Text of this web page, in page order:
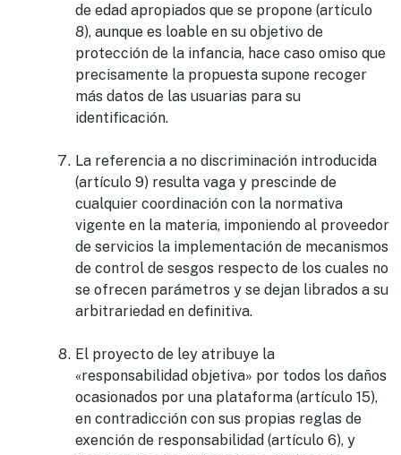
de edad apropiados que se propone (artículo
8), aunque es loable en su objetivo de
protección de la infancia, hace caso omiso que
precisamente la propuesta supone recoger
más datos de las usuarias para su
identificación.
La referencia a no discriminación introducida
(artículo 9) resulta vaga y prescinde de
cualquier coordinación con la normativa
vigente en la materia, imponiendo al proveedor
de servicios la implementación de mecanismos
de control de sesgos respecto de los cuales no
se ofrecen parámetros y se dejan librados a su
arbitrariedad en definitiva.
El proyecto de ley atribuye la
«responsabilidad objetiva» por todos los daños
ocasionados por una plataforma (artículo 15),
en contradicción con sus propias reglas de
exención de responsabilidad (artículo 6), y